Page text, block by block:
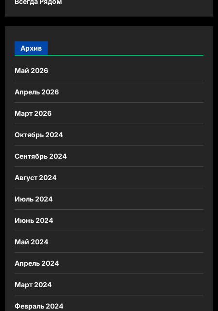
Архив
Май 2026
Апрель 2026
Март 2026
Октябрь 2024
Сентябрь 2024
Август 2024
Июль 2024
Июнь 2024
Май 2024
Апрель 2024
Март 2024
Февраль 2024